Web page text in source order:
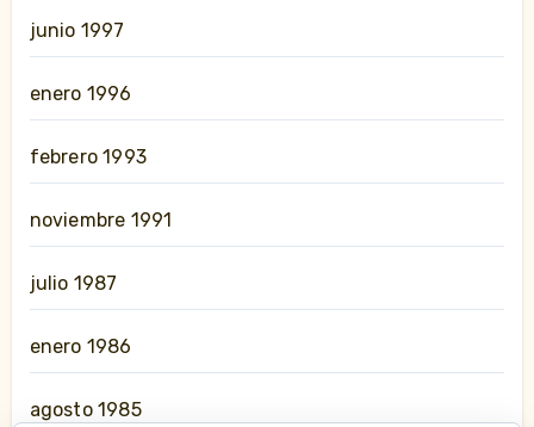
junio 1997
enero 1996
febrero 1993
noviembre 1991
julio 1987
enero 1986
agosto 1985